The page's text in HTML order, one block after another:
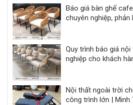
Báo giá bàn ghế
chuyên nghiệp,
Quy trình báo giá
nghiệp cho khách
Nội thất ngoài trời
công trình lớn | Minh